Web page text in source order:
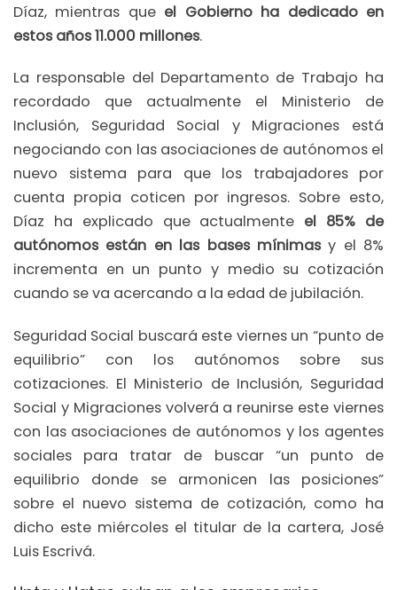
Díaz, mientras que el Gobierno ha dedicado en
estos años 11.000 millones.
La responsable del Departamento de Trabajo ha
recordado que actualmente el Ministerio de
Inclusión, Seguridad Social y Migraciones está
negociando con las asociaciones de autónomos el
nuevo sistema para que los trabajadores por
cuenta propia coticen por ingresos. Sobre esto,
Díaz ha explicado que actualmente el 85% de
autónomos están en las bases mínimasy el 8%
incrementa en un punto y medio su cotización
cuando se va acercando a la edad de jubilación.
Seguridad Social buscará este viernes un “punto de
equilibrio” con los autónomos sobre sus
cotizaciones. El Ministerio de Inclusión, Seguridad
Social y Migraciones volverá a reunirse este viernes
con las asociaciones de autónomos y los agentes
sociales para tratar de buscar “un punto de
equilibrio donde se armonicen las posiciones”
sobre el nuevo sistema de cotización, como ha
dicho este miércoles el titular de la cartera, José
Luis Escrivá.